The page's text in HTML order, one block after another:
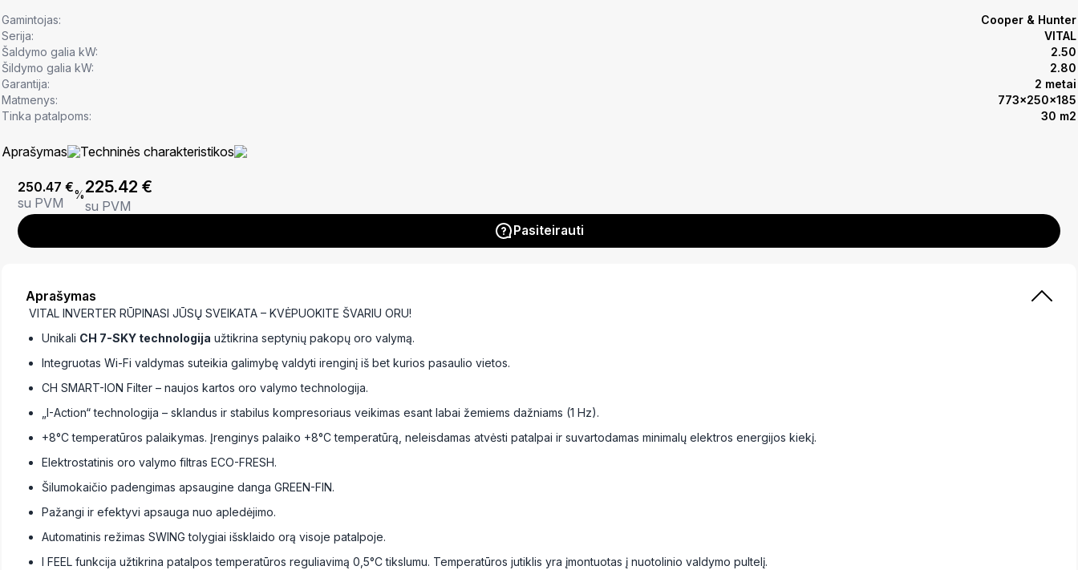
Gamintojas:
Cooper & Hunter
Serija:
VITAL
Šaldymo galia kW:
2.50
Šildymo galia kW:
2.80
Garantija:
2 metai
Matmenys:
773x250x185
Tinka patalpoms:
30 m2
Aprašymas Techninės charakteristikos
250.47 €
su PVM
%225.42 €
su PVM
Pasiteirauti
Aprašymas
VITAL INVERTER RŪPINASI JŪSŲ SVEIKATA – KVĖPUOKITE ŠVARIU ORU!
Unikali CH 7-SKY technologija užtikrina septynių pakopų oro valymą.
Integruotas Wi-Fi valdymas suteikia galimybę valdyti irenginį iš bet kurios pasaulio vietos.
CH SMART-ION Filter – naujos kartos oro valymo technologija.
„I-Action“ technologija – sklandus ir stabilus kompresoriaus veikimas esant labai žemiems dažniams (1 Hz).
+8°C temperatūros palaikymas. Įrenginys palaiko +8°C temperatūrą, neleisdamas atvėsti patalpai ir suvartodamas minimalų elektros energijos kiekį.
Elektrostatinis oro valymo filtras ECO-FRESH.
Šilumokaičio padengimas apsaugine danga GREEN-FIN.
Pažangi ir efektyvi apsauga nuo apledėjimo.
Automatinis režimas SWING tolygiai išsklaido orą visoje patalpoje.
I FEEL funkcija užtikrina patalpos temperatūros reguliavimą 0,5°C tikslumu. Temperatūros jutiklis yra įmontuotas į nuotolinio valdymo pultelį.